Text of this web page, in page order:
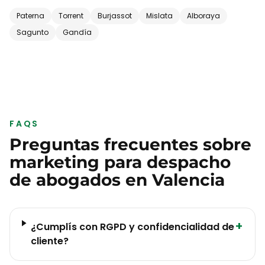
Paterna Torrent Burjassot Mislata
Alboraya
Sagunto
Gandía
FAQS
Preguntas frecuentes sobre
marketing para despacho
de abogados en Valencia
¿Cumplís con RGPD y confidencialidad de
cliente?
+